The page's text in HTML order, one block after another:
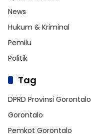
News
Hukum & Kriminal
Pemilu
Politik
Tag
DPRD Provinsi Gorontalo
Gorontalo
Pemkot Gorontalo